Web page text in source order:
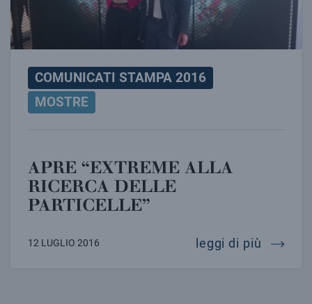
COMUNICATI STAMPA 2016
MOSTRE
APRE “EXTREME ALLA
RICERCA DELLE
PARTICELLE”
12 LUGLIO 2016 leggi di più apre